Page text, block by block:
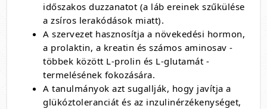
időszakos duzzanatot (a láb ereinek szűkülése
a zsíros lerakódások miatt).
A szervezet hasznosítja a növekedési hormon,
a prolaktin, a kreatin és számos aminosav -
többek között L-prolin és L-glutamát -
termelésének fokozására.
A tanulmányok azt sugallják, hogy javítja a
glükóztoleranciát és az inzulinérzékenységet,